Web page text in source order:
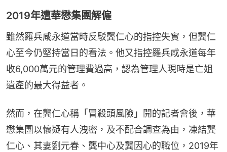
2019年遭華懋集團解僱
雖然羅兵咸永道當時反駁龔仁心的指控失實，但龔仁
心至今仍堅持當日的看法。他又指控羅兵咸永道每年
收6,000萬元的管理費過高，認為管理人現時是亡姐
遺產的最大得益者。
然而，在龔仁心稱「冒殺頭風險」開的記者會後，華
懋集團以懷疑有人洩密，及不配合調查為由，凍結龔
仁心、其妻劉元春、龔中心及龔因心的職位，2019年